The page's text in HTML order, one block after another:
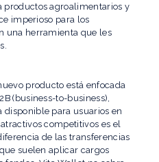
productos agroalimentarios y
imperioso para los
una herramienta que les
producto está enfocada
(business-to-business),
para usuarios en
competitivos es el
de las transferencias
suelen aplicar cargos